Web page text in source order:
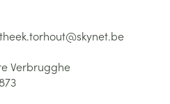
skynet.be
Verbrugghe